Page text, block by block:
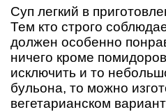
Суп легкий в
Тем кто строго
должен особенно
ничего кроме
исключить и то
бульона, то можно
вегетарианском